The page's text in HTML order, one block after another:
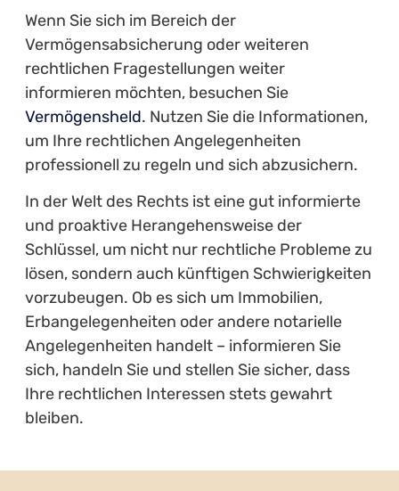
Wenn Sie sich im Bereich der
Vermögensabsicherung oder weiteren
rechtlichen Fragestellungen weiter
informieren möchten, besuchen Sie
Vermögensheld. Nutzen Sie die Informationen,
um Ihre rechtlichen Angelegenheiten
professionell zu regeln und sich abzusichern.
In der Welt des Rechts ist eine gut informierte
und proaktive Herangehensweise der
Schlüssel, um nicht nur rechtliche Probleme zu
lösen, sondern auch künftigen Schwierigkeiten
vorzubeugen. Ob es sich um Immobilien,
Erbangelegenheiten oder andere notarielle
Angelegenheiten handelt – informieren Sie
sich, handeln Sie und stellen Sie sicher, dass
Ihre rechtlichen Interessen stets gewahrt
bleiben.